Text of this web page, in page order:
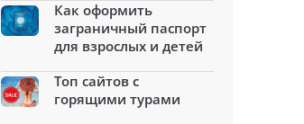
Как оформить
заграничный паспорт
для взрослых и детей
Топ сайтов с
горящими турами